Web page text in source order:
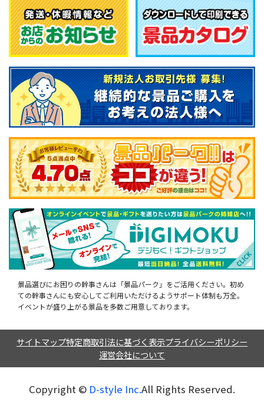
景品選びにお困りの幹事さんは「景品パーク」をご活用ください。初め
ての幹事さんにも安心してご利用いただけるようサポート体制も万全。
イベントが盛り上がる景品を多数ご用意しております。
サイトマップ特定商取引法に基づく表示プライバシーポリシー
運営会社について
Copyright ©︎ D-style Inc.All Rights Reserved.